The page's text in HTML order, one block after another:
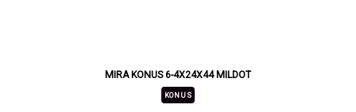
MIRA KONUS 6-4X24X44 MILDOT
KONUS